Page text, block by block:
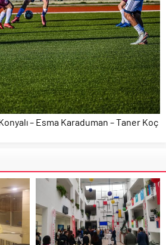
– Esma Karaduman – Taner Koç